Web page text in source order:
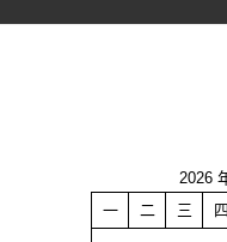
2026
一
二 三 四